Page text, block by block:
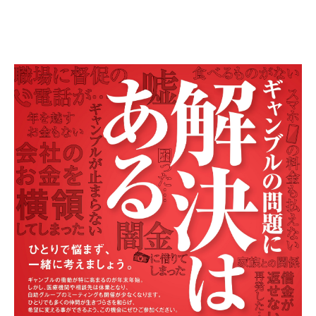
メディア
広報・啓発
プレスリリース
お問い合わせ
言語選択/Select Language:English